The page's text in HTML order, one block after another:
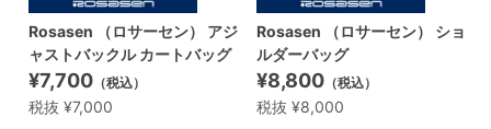
Rosasen （ロサーセン） アジ
ャストバックル カートバッグ
¥7,700 （税込）
税抜 ¥7,000
Rosasen （ロサーセン） ショ
ルダーバッグ
¥8,800 （税込）
税抜 ¥8,000